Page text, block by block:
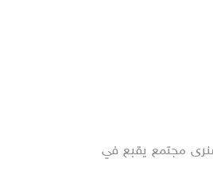
سنرى مجتمع يقبع في